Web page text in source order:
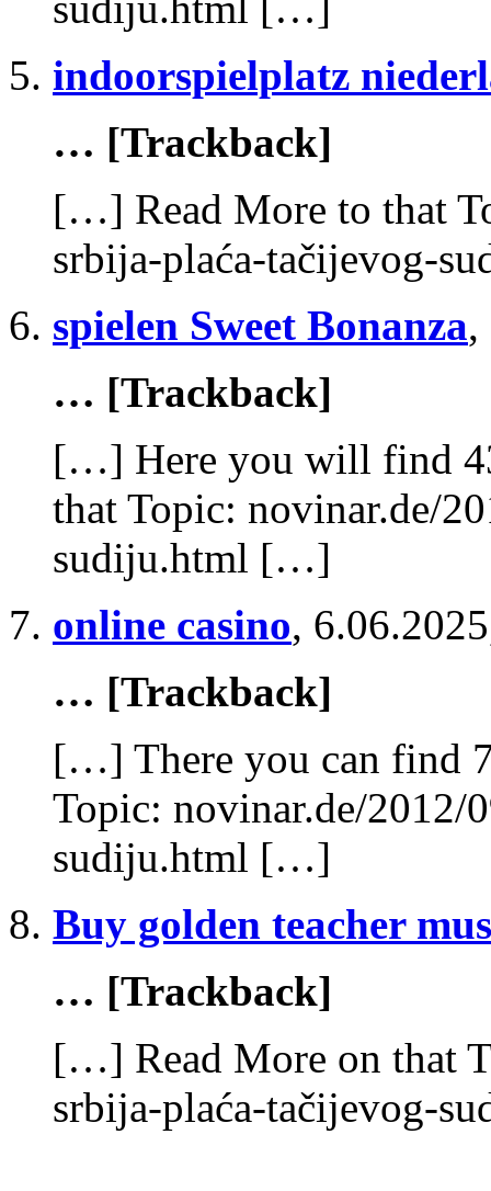
indoorspielplatz
… [Trackback]
[…] Read More to that
srbija-plaća-tačijevog-
spielen Sweet Bonanza,
… [Trackback]
[…] Here you will find
that Topic: novinar.de/
sudiju.html […]
online casino,
… [Trackback]
[…] There you can find
Topic: novinar.de/2012/
sudiju.html […]
Buy golden teacher
… [Trackback]
[…] Read More on that
srbija-plaća-tačijevog-